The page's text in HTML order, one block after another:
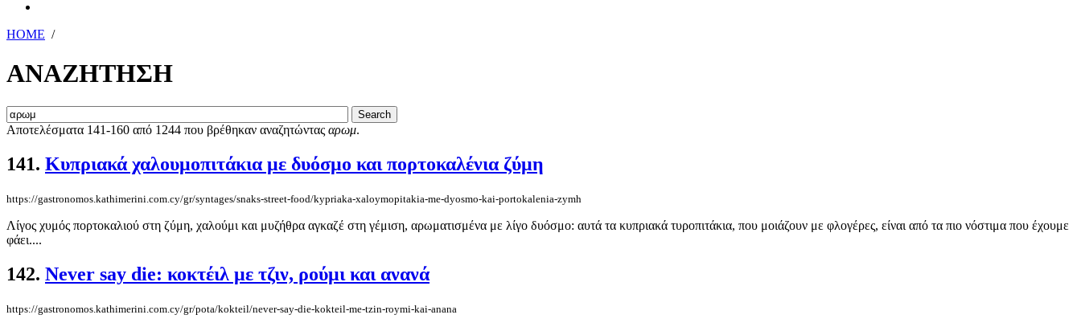
HOME /
ΑΝΑΖΗΤΗΣΗ
Αποτελέσματα 141-160 από 1244 που βρέθηκαν αναζητώντας αρωμ.
141. Κυπριακά χαλουμοπιτάκια με δυόσμο και πορτοκαλένια ζύμη
https://gastronomos.kathimerini.com.cy/gr/syntages/snaks-street-food/kypriaka-xaloymopitakia-me-dyosmo-kai-portokalenia-zymh
Λίγος χυμός πορτοκαλιού στη ζύμη, χαλούμι και μυζήθρα αγκαζέ στη γέμιση, αρωματισμένα με λίγο δυόσμο: αυτά τα κυπριακά τυροπιτάκια, που μοιάζουν με φλογέρες, είναι από τα πιο νόστιμα που έχουμε
φάει....
142. Never say die: κοκτέιλ με τζιν, ρούμι και ανανά
https://gastronomos.kathimerini.com.cy/gr/pota/kokteil/never-say-die-kokteil-me-tzin-roymi-kai-anana